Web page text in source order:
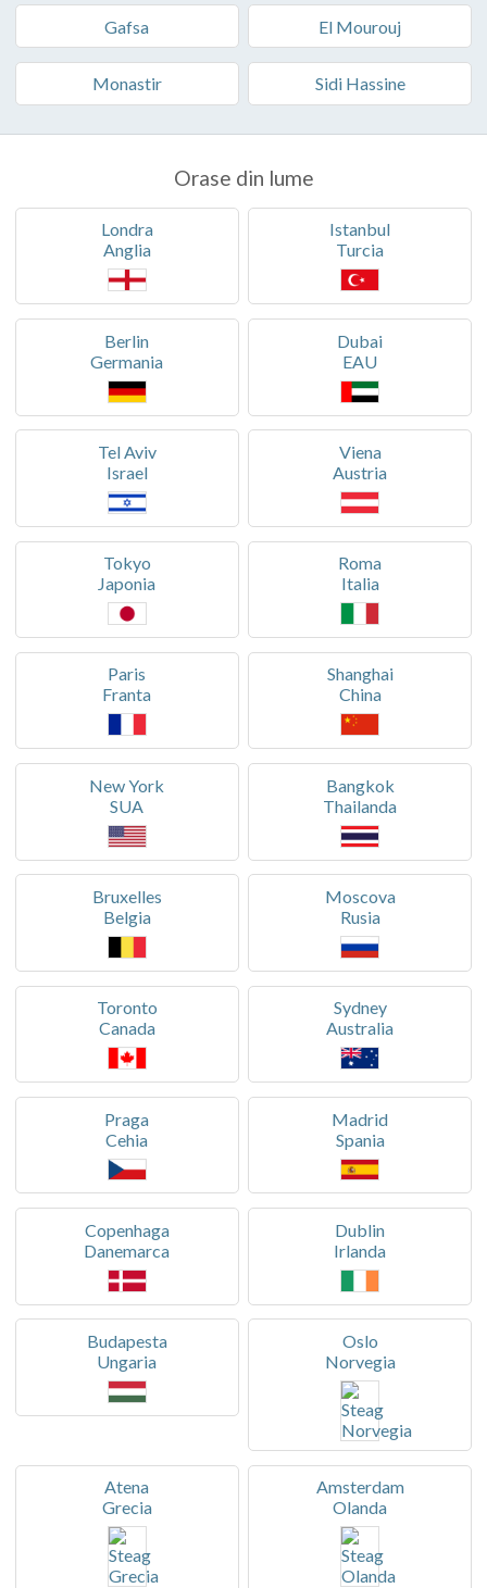
Gafsa El Mourouj
Monastir Sidi Hassine
Orase din lume
Londra
Anglia
Istanbul
Turcia
Berlin
Germania
Dubai
EAU
Tel Aviv
Israel
Viena
Austria
Tokyo
Japonia
Roma
Italia
Paris
Franta
Shanghai
China
New York
SUA
Bangkok
Thailanda
Bruxelles
Belgia
Moscova
Rusia
Toronto
Canada
Sydney
Australia
Praga
Cehia
Madrid
Spania
Copenhaga
Danemarca
Dublin
Irlanda
Budapesta
Ungaria
Oslo
Norvegia
Atena
Grecia
Amsterdam
Olanda